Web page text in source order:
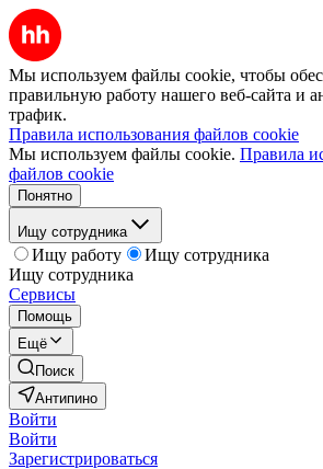
Мы используем файлы cookie, чтобы
правильную работу нашего веб-сайта и
трафик.
Правила использования файлов cookie
Мы используем файлы cookie. Правила
файлов cookie
Понятно
Ищу сотрудника
Ищу работу
Ищу сотрудника
Ищу сотрудника
Сервисы
Помощь
Ещё
Поиск
Антипино
Войти
Войти
Зарегистрироваться